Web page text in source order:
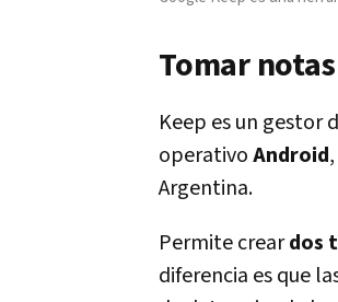
Tomar
Keep es un gestor
operativoAndroid
Argentina.
Permite creardos
diferencia es que